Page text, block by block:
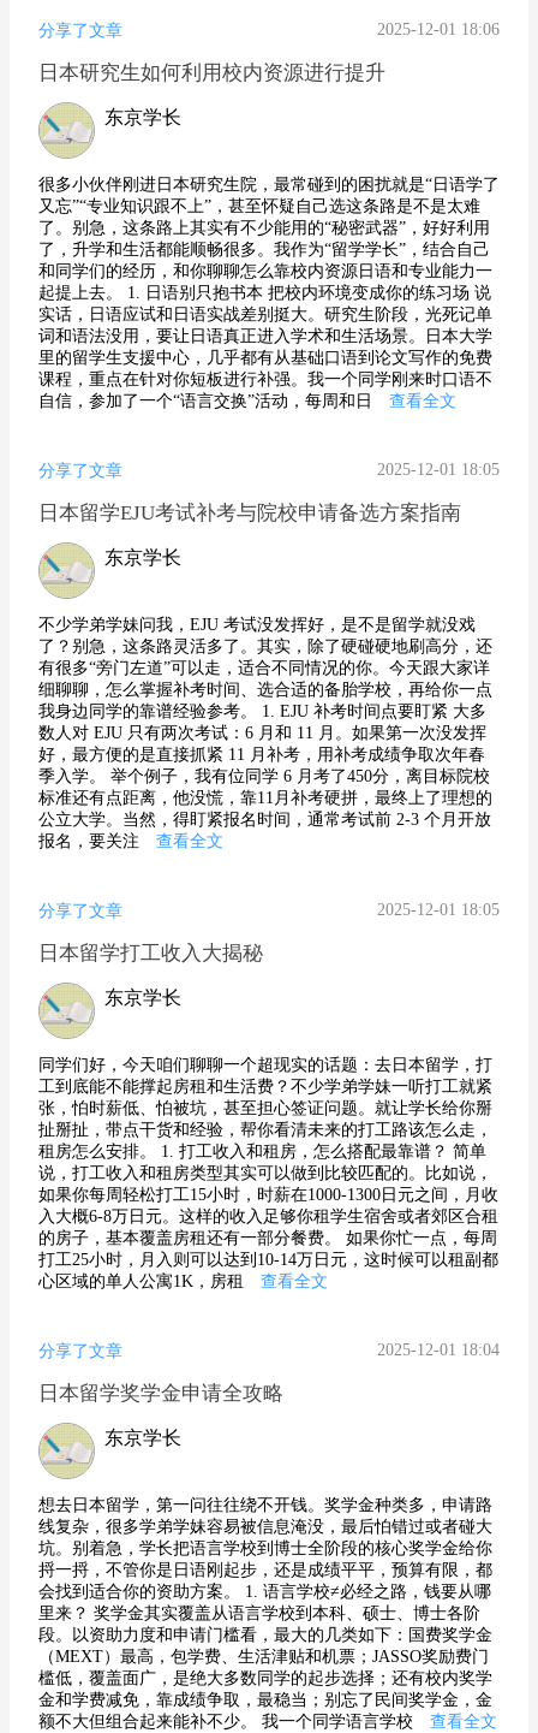
分享了文章 2025-12-01 18:06
日本研究生如何利用校内资源进行提升
东京学长
很多小伙伴刚进日本研究生院，最常碰到的困扰就是“日语学了
又忘”“专业知识跟不上”，甚至怀疑自己选这条路是不是太难
了。别急，这条路上其实有不少能用的“秘密武器”，好好利用
了，升学和生活都能顺畅很多。我作为“留学学长”，结合自己
和同学们的经历，和你聊聊怎么靠校内资源日语和专业能力一
起提上去。 1. 日语别只抱书本 把校内环境变成你的练习场 说
实话，日语应试和日语实战差别挺大。研究生阶段，光死记单
词和语法没用，要让日语真正进入学术和生活场景。日本大学
里的留学生支援中心，几乎都有从基础口语到论文写作的免费
课程，重点在针对你短板进行补强。我一个同学刚来时口语不
自信，参加了一个“语言交换”活动，每周和日
查看全文
分享了文章 2025-12-01 18:05
日本留学EJU考试补考与院校申请备选方案指南
东京学长
不少学弟学妹问我，EJU 考试没发挥好，是不是留学就没戏
了？别急，这条路灵活多了。其实，除了硬碰硬地刷高分，还
有很多“旁门左道”可以走，适合不同情况的你。今天跟大家详
细聊聊，怎么掌握补考时间、选合适的备胎学校，再给你一点
我身边同学的靠谱经验参考。 1. EJU 补考时间点要盯紧 大多
数人对 EJU 只有两次考试：6 月和 11 月。如果第一次没发挥
好，最方便的是直接抓紧 11 月补考，用补考成绩争取次年春
季入学。 举个例子，我有位同学 6 月考了450分，离目标院校
标准还有点距离，他没慌，靠11月补考硬拼，最终上了理想的
公立大学。当然，得盯紧报名时间，通常考试前 2-3 个月开放
报名，要关注
查看全文
分享了文章 2025-12-01 18:05
日本留学打工收入大揭秘
东京学长
同学们好，今天咱们聊聊一个超现实的话题：去日本留学，打
工到底能不能撑起房租和生活费？不少学弟学妹一听打工就紧
张，怕时薪低、怕被坑，甚至担心签证问题。就让学长给你掰
扯掰扯，带点干货和经验，帮你看清未来的打工路该怎么走，
租房怎么安排。 1. 打工收入和租房，怎么搭配最靠谱？ 简单
说，打工收入和租房类型其实可以做到比较匹配的。比如说，
如果你每周轻松打工15小时，时薪在1000-1300日元之间，月收
入大概6-8万日元。这样的收入足够你租学生宿舍或者郊区合租
的房子，基本覆盖房租还有一部分餐费。 如果你忙一点，每周
打工25小时，月入则可以达到10-14万日元，这时候可以租副都
心区域的单人公寓1K，房租
查看全文
分享了文章 2025-12-01 18:04
日本留学奖学金申请全攻略
东京学长
想去日本留学，第一问往往绕不开钱。奖学金种类多，申请路
线复杂，很多学弟学妹容易被信息淹没，最后怕错过或者碰大
坑。别着急，学长把语言学校到博士全阶段的核心奖学金给你
捋一捋，不管你是日语刚起步，还是成绩平平，预算有限，都
会找到适合你的资助方案。 1. 语言学校≠必经之路，钱要从哪
里来？ 奖学金其实覆盖从语言学校到本科、硕士、博士各阶
段。以资助力度和申请门槛看，最大的几类如下：国费奖学金
（MEXT）最高，包学费、生活津贴和机票；JASSO奖励费门
槛低，覆盖面广，是绝大多数同学的起步选择；还有校内奖学
金和学费减免，靠成绩争取，最稳当；别忘了民间奖学金，金
额不大但组合起来能补不少。 我一个同学语言学校
查看全文